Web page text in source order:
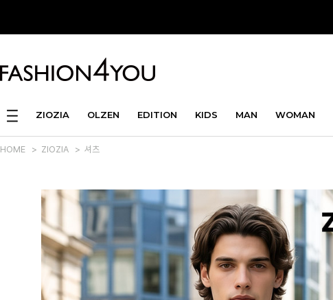
ZIOZIA OLZEN EDITION KIDS MAN WOMAN
HOME > ZIOZIA > 셔츠